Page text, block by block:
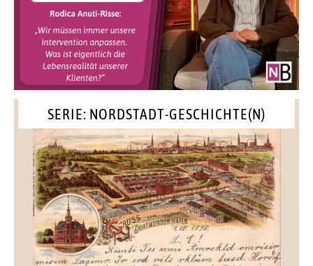
SERIE: NORDSTADT-GESCHICHTE(N)